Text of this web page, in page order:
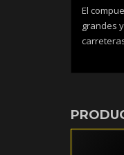
El
grandes